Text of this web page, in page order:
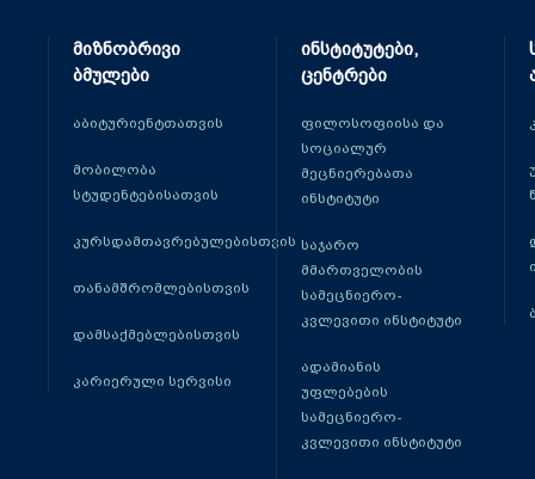
მიზნობრივი
ბმულები
აბიტურიენტთათვის
მობილობა
სტუდენტებისათვის
კურსდამთავრებულებისთვის
თანამშრომლებისთვის
დამსაქმებლებისთვის
კარიერული სერვისი
ინსტიტუტები,
ცენტრები
ფილოსოფიისა და
სოციალურ
მეცნიერებათა
ინსტიტუტი
საჯარო
მმართველობის
სამეცნიერო-
კვლევითი ინსტიტუტი
ადამიანის
უფლებების
სამეცნიერო-
კვლევითი ინსტიტუტი